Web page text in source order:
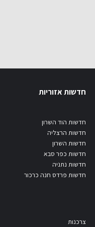
חדשות אזוריות
חדשות הוד השרון
חדשות הרצליה
חדשות השרון
חדשות כפר סבא
חדשות נתניה
חדשות פרדס חנה כרכור
צרכנות